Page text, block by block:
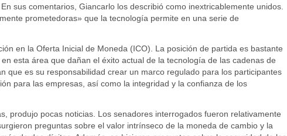
sus comentarios, Giancarlo los describió como inextricablemente unidos.
prometedoras» que la tecnología permite en una serie de
en la Oferta Inicial de Moneda (ICO). La posición de partida es bastante
esta área que dañan el éxito actual de la tecnología de las cadenas de
que es su responsabilidad crear un marco regulado para los participantes
para las empresas, así como la integridad y la confianza de los
produjo pocas noticias. Los senadores interrogados fueron relativamente
preguntas sobre el valor intrínseco de la moneda de cambio y la